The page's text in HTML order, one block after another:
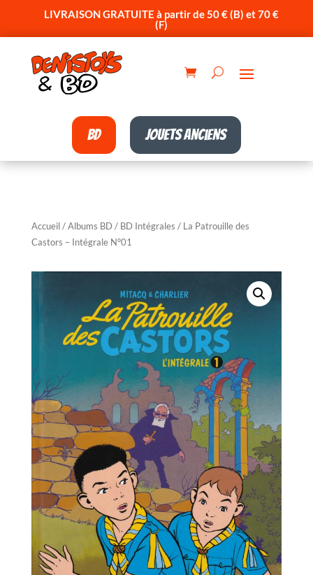
LIVRAISON GRATUITE à partir de 50 € (B) et 70 €
(F)
BD Jouets anciens
Accueil/Albums BD / BD Intégrales / La Patrouille des
Castors – Intégrale N°01